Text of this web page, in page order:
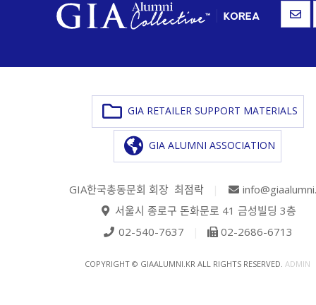
GIA RETAILER SUPPORT MATERIALS
GIA ALUMNI ASSOCIATION
GIA한국총동문회 회장 최점락
서울시 종로구 돈화문로 41 금성빌딩 3층
02-540-7637
02-2686-6713
COPYRIGHT © GIAALUMNI.KR ALL RIGHTS RESERVED. ADMIN